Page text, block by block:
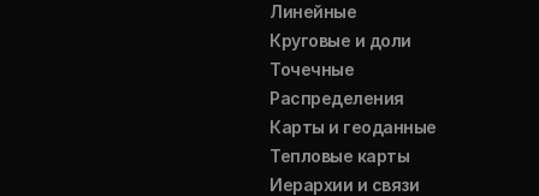
Линейные
Круговые и доли
Точечные
Распределения
Карты и геоданные
Тепловые карты
Иерархии и связи